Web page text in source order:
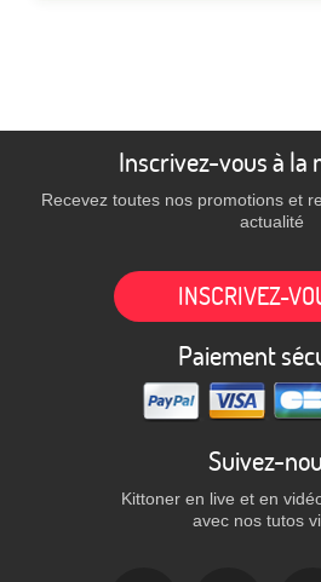
Inscrivez-vous à la
Recevez toutes nos promotions et
actualité
INSCRIVEZ-
Paiement
Suivez-
Kittoner en live et en
avec nos tutos